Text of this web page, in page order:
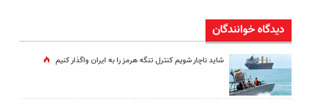
دیدگاه خوانندگان
شاید ناچار شویم کنترل تنگه هرمز را به ایران واگذار کنیم